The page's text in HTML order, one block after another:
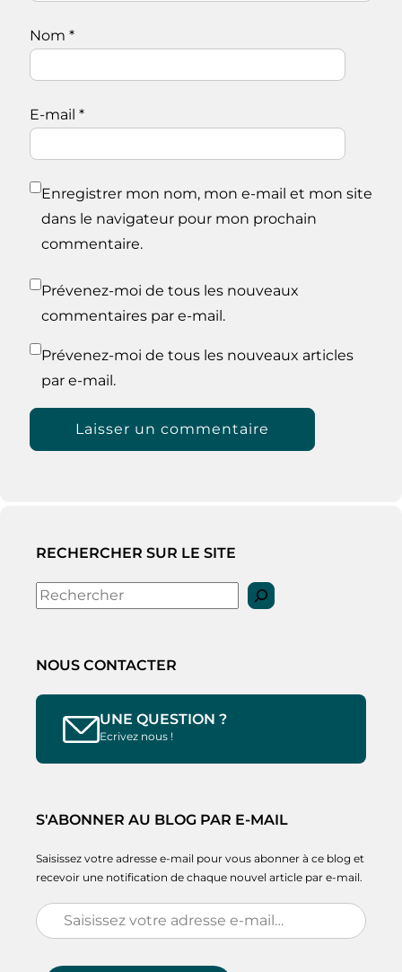
Nom *
E-mail *
Enregistrer mon nom, mon e-mail et mon site
dans le navigateur pour mon prochain
commentaire.
Prévenez-moi de tous les nouveaux
commentaires par e-mail.
Prévenez-moi de tous les nouveaux articles
par e-mail.
RECHERCHER SUR LE SITE
Rechercher
NOUS CONTACTER
UNE QUESTION ?
Ecrivez nous !
S'ABONNER AU BLOG PAR E-MAIL
Saisissez votre adresse e-mail pour vous abonner à ce blog et
recevoir une notification de chaque nouvel article par e-mail.
Saisissez
votre
adresse